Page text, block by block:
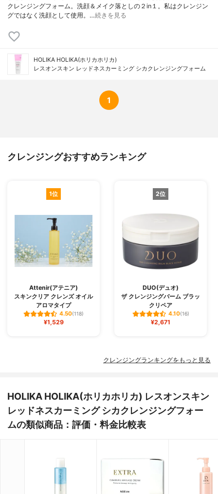
クレンジングフォーム。洗顔＆メイク落としの２in１。私はクレンジン
グではなく洗顔として使用。…続きを見る
HOLIKA HOLIKA(ホリカホリカ)
レスオンスキン レッドネスカーミング シカクレンジングフォーム
1
クレンジングおすすめランキング
1位
Attenir(アテニア)
スキンクリア クレンズ オイル
アロマタイプ
4.50(118)
¥1,529
2位
DUO(デュオ)
ザ クレンジングバーム ブラッ
クリペア
4.10(16)
¥2,671
クレンジングランキングをもっと見る
HOLIKA HOLIKA(ホリカホリカ) レスオンスキン
レッドネスカーミング シカクレンジングフォー
ムの類似商品：評価・料金比較表